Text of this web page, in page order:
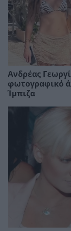
Ανδρέας
φωτογραφικό
Ίμπιζα